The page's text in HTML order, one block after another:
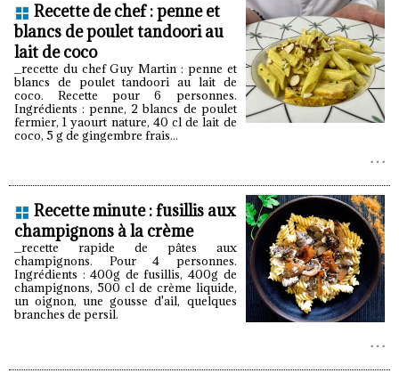
Recette de chef : penne et
blancs de poulet tandoori au
lait de coco
_recette du chef Guy Martin : penne et
blancs de poulet tandoori au lait de
coco. Recette pour 6 personnes.
Ingrédients : penne, 2 blancs de poulet
fermier, 1 yaourt nature, 40 cl de lait de
coco, 5 g de gingembre frais...
Recette minute : fusillis aux
champignons à la crème
_recette rapide de pâtes aux
champignons. Pour 4 personnes.
Ingrédients : 400g de fusillis, 400g de
champignons, 500 cl de crème liquide,
un oignon, une gousse d'ail, quelques
branches de persil.